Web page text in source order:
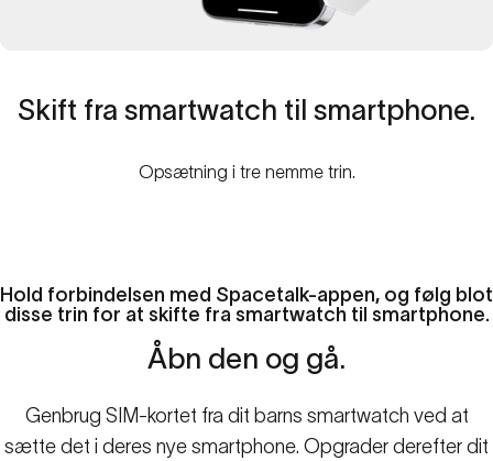
Skift fra smartwatch til smartphone.
Opsætning i tre nemme trin.
Hold forbindelsen med Spacetalk-appen, og følg blot
disse trin for at skifte fra smartwatch til smartphone.
Åbn den og gå.
Genbrug SIM-kortet fra dit barns smartwatch ved at
sætte det i deres nye smartphone. Opgrader derefter dit